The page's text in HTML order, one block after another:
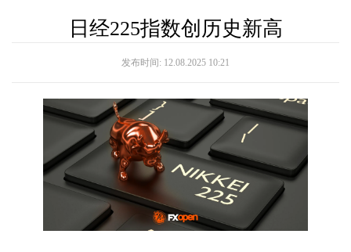
日经225指数创历史新高
发布时间: 12.08.2025 10:21